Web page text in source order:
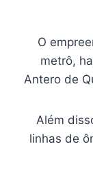
O
metrô,
Antero de
Além
linhas de